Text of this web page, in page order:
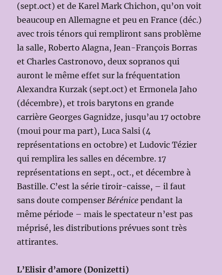
(sept.oct) et de Karel Mark Chichon, qu’on voit
beaucoup en Allemagne et peu en France (déc.)
avec trois ténors qui rempliront sans problème
la salle, Roberto Alagna, Jean-François Borras
et Charles Castronovo, deux sopranos qui
auront le même effet sur la fréquentation
Alexandra Kurzak (sept.oct) et Ermonela Jaho
(décembre), et trois barytons en grande
carrière Georges Gagnidze, jusqu’au 17 octobre
(moui pour ma part), Luca Salsi (4
représentations en octobre) et Ludovic Tézier
qui remplira les salles en décembre. 17
représentations en sept., oct., et décembre à
Bastille. C’est la série tiroir-caisse, – il faut
sans doute compenser Bérénice pendant la
même période – mais le spectateur n’est pas
méprisé, les distributions prévues sont très
attirantes.
L’Elisir d’amore (Donizetti)